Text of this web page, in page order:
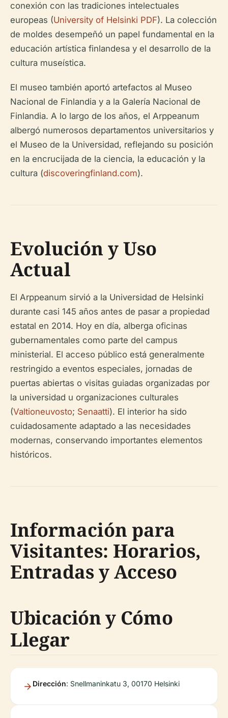
conexión con las tradiciones intelectuales
europeas (University of Helsinki PDF). La colección
de moldes desempeñó un papel fundamental en la
educación artística finlandesa y el desarrollo de la
cultura museística.
El museo también aportó artefactos al Museo
Nacional de Finlandia y a la Galería Nacional de
Finlandia. A lo largo de los años, el Arppeanum
albergó numerosos departamentos universitarios y
el Museo de la Universidad, reflejando su posición
en la encrucijada de la ciencia, la educación y la
cultura (discoveringfinland.com).
Evolución y Uso
Actual
El Arppeanum sirvió a la Universidad de Helsinki
durante casi 145 años antes de pasar a propiedad
estatal en 2014. Hoy en día, alberga oficinas
gubernamentales como parte del campus
ministerial. El acceso público está generalmente
restringido a eventos especiales, jornadas de
puertas abiertas o visitas guiadas organizadas por
la universidad u organizaciones culturales
(Valtioneuvosto; Senaatti). El interior ha sido
cuidadosamente adaptado a las necesidades
modernas, conservando importantes elementos
históricos.
Información para
Visitantes: Horarios,
Entradas y Acceso
Ubicación y Cómo
Llegar
Dirección: Snellmaninkatu 3, 00170 Helsinki